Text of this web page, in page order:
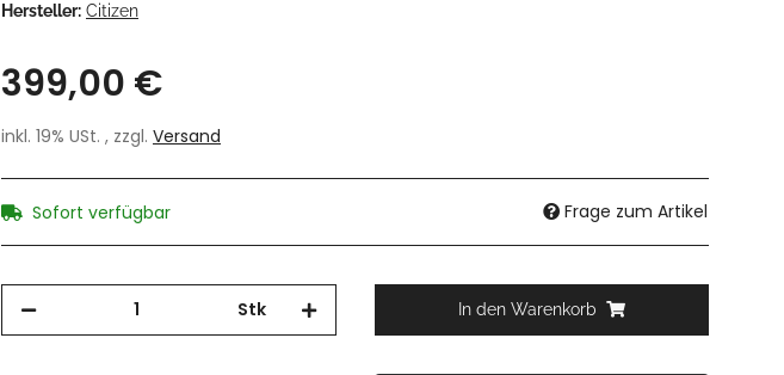
Hersteller: Citizen
399,00 €
inkl. 19% USt. , zzgl. Versand
Sofort verfügbar Frage zum Artikel
Stk In den Warenkorb